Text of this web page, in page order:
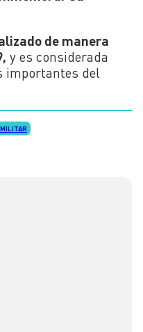
de manera
y es considerada
importantes del